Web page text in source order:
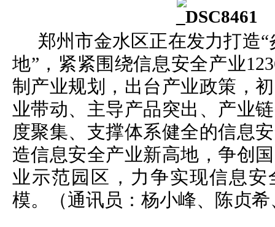
郑州市金水区正在发力打造“
地”，紧紧围绕信息安全产业
制产业规划，出台产业政策，
业带动、主导产品突出、产业
度聚集、支撑体系健全的信息
造信息安全产业新高地，争创
业示范园区，力争实现信息安
模。（通讯员：杨小峰、陈贞